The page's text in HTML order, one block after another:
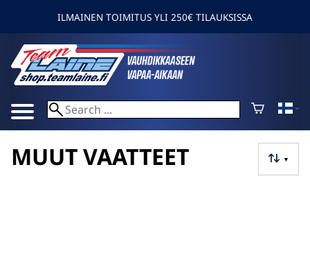
ILMAINEN TOIMITUS YLI 250€ TILAUKSISSA
▼
MUUT VAATTEET